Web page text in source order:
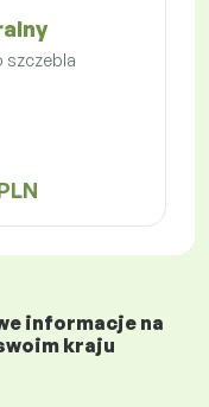
szczebla
informacje na
kraju